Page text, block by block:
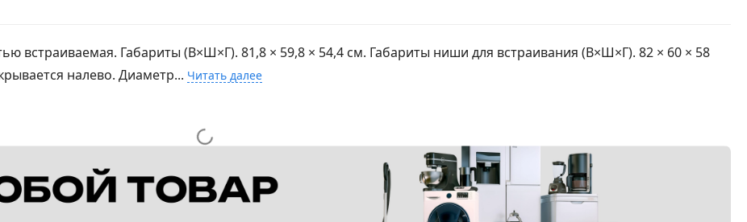
встраиваемая. Габариты (В×Ш×Г). 81,8 × 59,8 × 54,4 см. Габариты ниши для встраивания (В×Ш×Г). 82 × 60 × 58
налево. Диаметр... Читать далее